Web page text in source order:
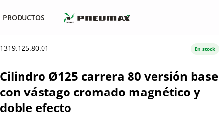
PRODUCTOS
1319.125.80.01
Cilindro Ø125 carrera 80 versión base
con vástago cromado magnético y
doble efecto
En stock